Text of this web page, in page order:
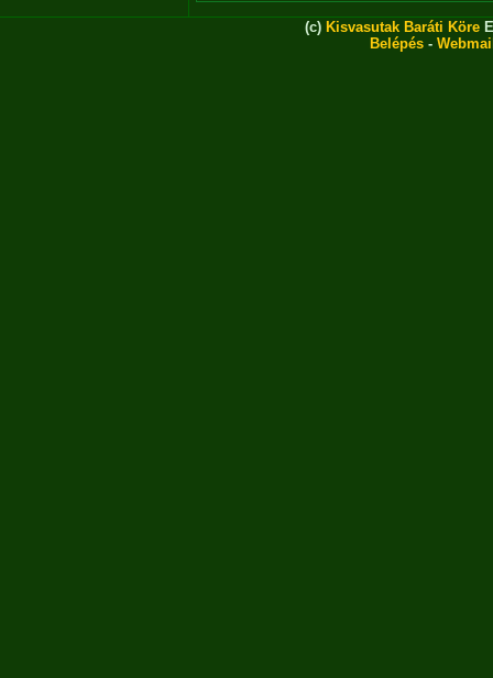
(c) Kisvasutak Baráti Köre
Belépés -